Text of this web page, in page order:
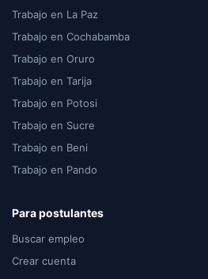
Trabajo en La Paz
Trabajo en Cochabamba
Trabajo en Oruro
Trabajo en Tarija
Trabajo en Potosi
Trabajo en Sucre
Trabajo en Beni
Trabajo en Pando
Para postulantes
Buscar empleo
Crear cuenta